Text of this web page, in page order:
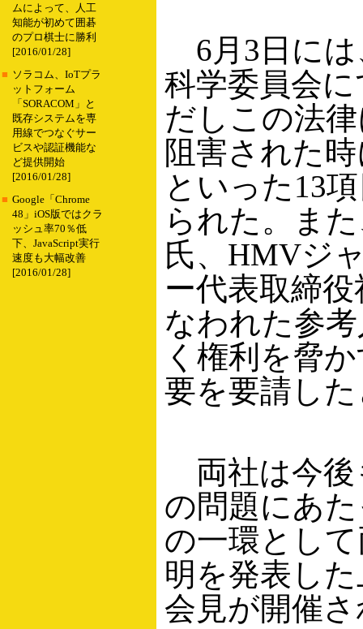
ムによって、人工
知能が初めて囲碁
のプロ棋士に勝利
[2016/01/28]
■ ソラコム、IoTプラ
ットフォーム
「SORACOM」と
既存システムを専
用線でつなぐサー
ビスや認証機能な
ど提供開始
[2016/01/28]
■ Google「Chrome
48」iOS版ではクラ
ッシュ率70％低
下、JavaScript実行
速度も大幅改善
[2016/01/28]
6月3日には
科学委員会
だしこの法
阻害された
といった13
られた。ま
氏、HMVジ
ー代表取締
なわれた参
く権利を脅
要を要請し
両社は今後
の問題にあ
の一環とし
明を発表し
会見が開催